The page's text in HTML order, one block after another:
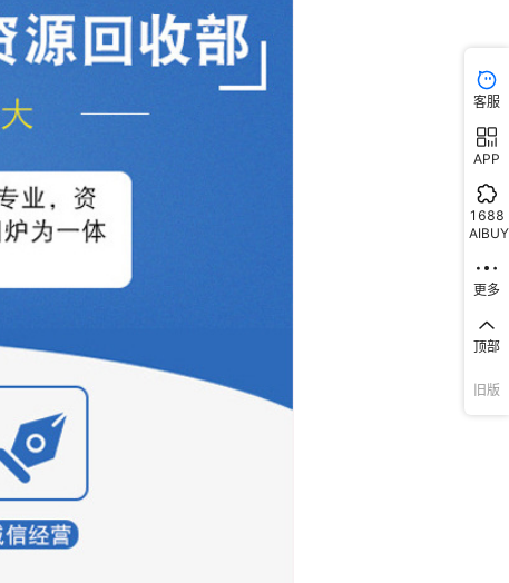
客服
APP
1688
AIBUY
更多
顶部
旧版